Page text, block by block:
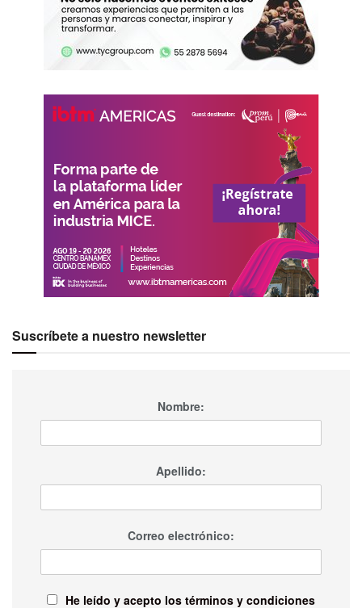
Suscríbete a nuestro newsletter
Nombre:
Apellido:
Correo electrónico:
He leído y acepto los términos y condiciones